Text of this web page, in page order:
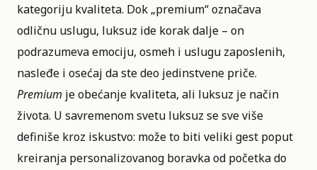
kategoriju kvaliteta. Dok „premium“ označava
odličnu uslugu, luksuz ide korak dalje – on
podrazumeva emociju, osmeh i uslugu zaposlenih,
nasleđe i osećaj da ste deo jedinstvene priče.
Premium je obećanje kvaliteta, ali luksuz je način
života. U savremenom svetu luksuz se sve više
definiše kroz iskustvo: može to biti veliki gest poput
kreiranja personalizovanog boravka od početka do